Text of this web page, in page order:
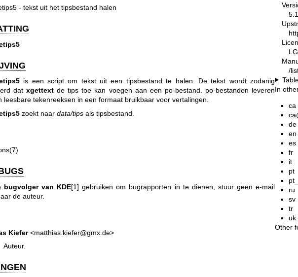
- tekst uit het tipsbestand halen
is een script om tekst uit een tipsbestand te halen. De tekst wordt zodanig
datxgettext de tips toe kan voegen aan een po-bestand. po-bestanden leveren
leesbare tekenreeksen in een formaat bruikbaar voor vertalingen.
zoekt naar data/tipsals tipsbestand.
bugvolger van KDE[1] gebruiken om bugrapporten in te dienen, stuur geen e-mail
de auteur.
Kiefer<matthias.kiefer@gmx.de>
Auteur.
/
In
ca
de
en
es
fr
it
pt
ru
sv
tr
uk
Other